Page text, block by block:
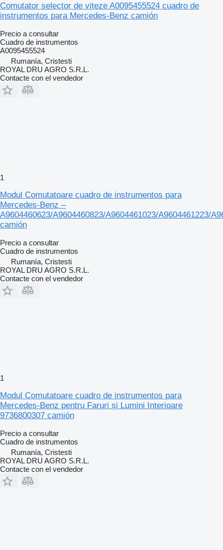
Comutator selector de viteze A0095455524 cuadro de
instrumentos para Mercedes-Benz camión
Precio a consultar
Cuadro de instrumentos
A0095455524
Rumanía, Cristesti
ROYAL DRU AGRO S.R.L.
Contacte con el vendedor
1
Modul Comutatoare cuadro de instrumentos para
Mercedes-Benz –
A9604460623/A9604460823/A9604461023/A9604461223/
camión
Precio a consultar
Cuadro de instrumentos
Rumanía, Cristesti
ROYAL DRU AGRO S.R.L.
Contacte con el vendedor
1
Modul Comutatoare cuadro de instrumentos para
Mercedes-Benz pentru Faruri și Lumini Interioare
9736800307 camión
Precio a consultar
Cuadro de instrumentos
Rumanía, Cristesti
ROYAL DRU AGRO S.R.L.
Contacte con el vendedor